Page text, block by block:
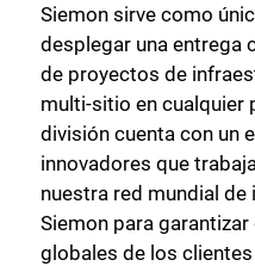
Siemon sirve como
desplegar una entrega
de proyectos de
multi-sitio en cualquier
división cuenta con un
innovadores que
nuestra red mundial
Siemon para
globales de los